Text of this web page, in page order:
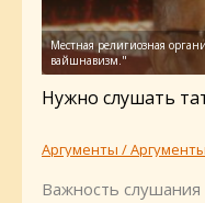
Нужно слушать
Аргументы /
Важность слушания